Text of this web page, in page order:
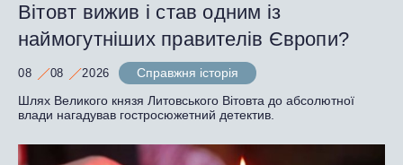
Вітовт вижив і став одним із
наймогутніших правителів Європи?
08 08 2026
Справжня історія
Шлях Великого князя Литовського Вітовта до абсолютної
влади нагадував гостросюжетний детектив.